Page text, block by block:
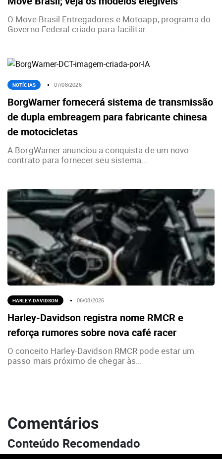
O Move Brasil Entregadores e Motoapp, programa do
Governo Federal criado para facilitar...
NOTÍCIAS 07/08/2026
BorgWarner fornecerá sistema de transmissão
de dupla embreagem para fabricante chinesa
de motocicletas
A BorgWarner anunciou a conquista de um novo
contrato para fornecer seu sistema...
HARLEY-DAVIDSON 06/08/2026
Harley-Davidson registra nome RMCR e
reforça rumores sobre nova café racer
O conceito Harley-Davidson RMCR pode estar um
passo mais próximo de chegar às...
Comentários
Conteúdo Recomendado